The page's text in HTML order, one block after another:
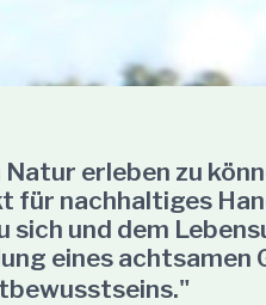
erleben zu
nachhaltiges
und dem
eines achtsamen